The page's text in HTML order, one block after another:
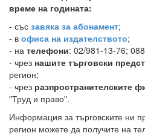
време на годината:
- със завяка за абонамент;
- в офиса на издателството;
- на телефони: 02/981-13-76;
- чрез нашите търговски
регион;
- чрез разпространителските
"Труд и право".
Информация за търговските ни
регион можете да получите на